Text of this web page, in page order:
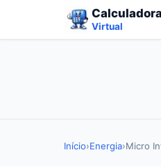
Calculadora
Virtual
Início›Energia›Micro